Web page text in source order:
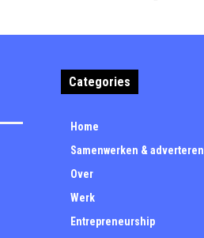
Categories
Home
Samenwerken & adverteren
Over
Werk
Entrepreneurship